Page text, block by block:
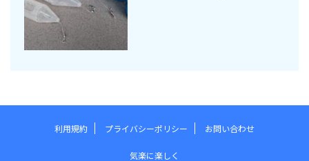
利用規約 プライバシーポリシー お問い合わせ
気楽に楽しく